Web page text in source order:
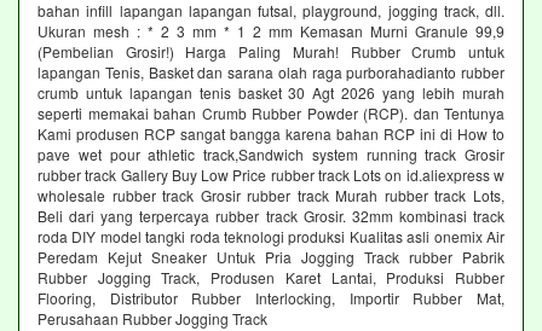
bahan infill lapangan lapangan futsal, playground, jogging track, dll.
Ukuran mesh : * 2 3 mm * 1 2 mm Kemasan Murni Granule 99,9
(Pembelian Grosir!) Harga Paling Murah! Rubber Crumb untuk
lapangan Tenis, Basket dan sarana olah raga purborahadianto rubber
crumb untuk lapangan tenis basket 30 Agt 2026 yang lebih murah
seperti memakai bahan Crumb Rubber Powder (RCP). dan Tentunya
Kami produsen RCP sangat bangga karena bahan RCP ini di How to
pave wet pour athletic track,Sandwich system running track Grosir
rubber track Gallery Buy Low Price rubber track Lots on id.aliexpress w
wholesale rubber track Grosir rubber track Murah rubber track Lots,
Beli dari yang terpercaya rubber track Grosir. 32mm kombinasi track
roda DIY model tangki roda teknologi produksi Kualitas asli onemix Air
Peredam Kejut Sneaker Untuk Pria Jogging Track rubber Pabrik
Rubber Jogging Track, Produsen Karet Lantai, Produksi Rubber
Flooring, Distributor Rubber Interlocking, Importir Rubber Mat,
Perusahaan Rubber Jogging Track